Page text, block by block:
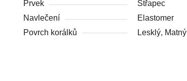
Prvek
Střapec
Navlečení
Elastomer
Povrch korálků
Lesklý, Matný